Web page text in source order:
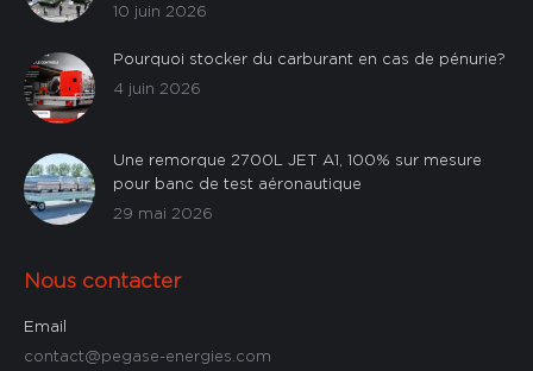
10 juin 2026
Pourquoi stocker du carburant en cas de pénurie?
4 juin 2026
Une remorque 2700L JET A1, 100% sur mesure
pour banc de test aéronautique
29 mai 2026
Nous contacter
Email
contact@pegase-energies.com